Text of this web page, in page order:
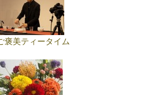
褒美ティータイム